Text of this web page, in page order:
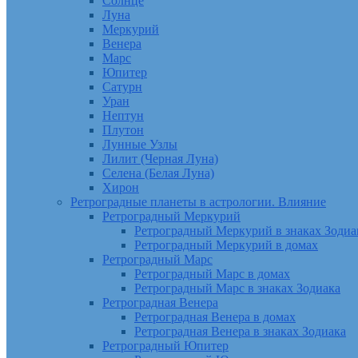
Луна
Меркурий
Венера
Марс
Юпитер
Сатурн
Уран
Нептун
Плутон
Лунные Узлы
Лилит (Черная Луна)
Селена (Белая Луна)
Хирон
Ретроградные планеты в астрологии. Влияние
Ретроградный Меркурий
Ретроградный Меркурий в знаках
Ретроградный Меркурий в домах
Ретроградный Марс
Ретроградный Марс в домах
Ретроградный Марс в знаках Зодиака
Ретроградная Венера
Ретроградная Венера в домах
Ретроградная Венера в знаках Зодиака
Ретроградный Юпитер